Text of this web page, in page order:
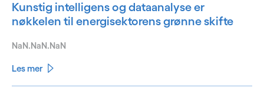
Kunstig intelligens og dataanalyse er
nøkkelen til energisektorens grønne skifte
NaN.NaN.NaN
Les mer